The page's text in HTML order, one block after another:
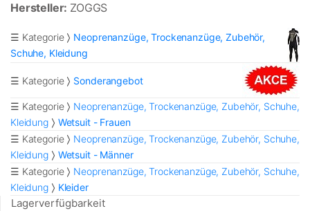
Hersteller: ZOGGS
☰ Kategorie
Neoprenanzüge, Trockenanzüge, Zubehör,
Schuhe, Kleidung
☰ Kategorie Sonderangebot
☰ Kategorie
Neoprenanzüge, Trockenanzüge, Zubehör, Schuhe,
Kleidung
Wetsuit - Frauen
☰ Kategorie
Neoprenanzüge, Trockenanzüge, Zubehör, Schuhe,
Kleidung
Wetsuit - Männer
☰ Kategorie
Neoprenanzüge, Trockenanzüge, Zubehör, Schuhe,
Kleidung
Kleider
Lagerverfügbarkeit